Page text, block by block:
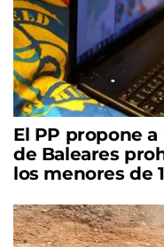
El PP propone
de Baleares
los menores de